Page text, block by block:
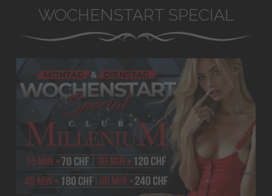
WOCHENSTART SPECIAL